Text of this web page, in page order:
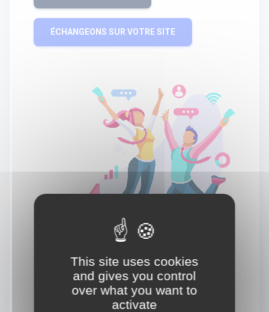
ÉCHANGEONS SUR VOTRE SITE
This site uses cookies
and gives you control
over what you want to
activate